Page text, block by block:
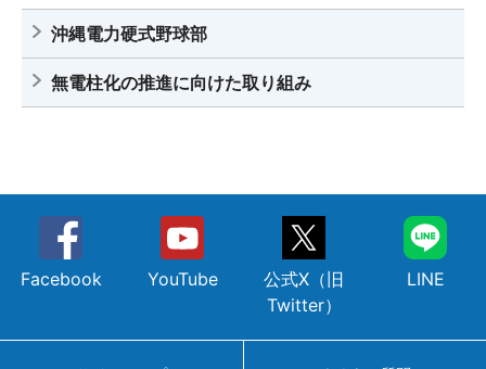
沖縄電力硬式野球部
無電柱化の推進に向けた取り組み
Facebook YouTube
公式X（旧
Twitter）
LINE